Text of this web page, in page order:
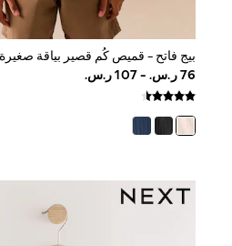
Occasionwear
Dresses
Sets & Outfits
Rompers
Sandals
Swimwear
Sun Hats & Caps
Mens' Holiday Shop
Linen Collection
Polo Shirts
Tops & T-Shirts
Trousers & Chinos